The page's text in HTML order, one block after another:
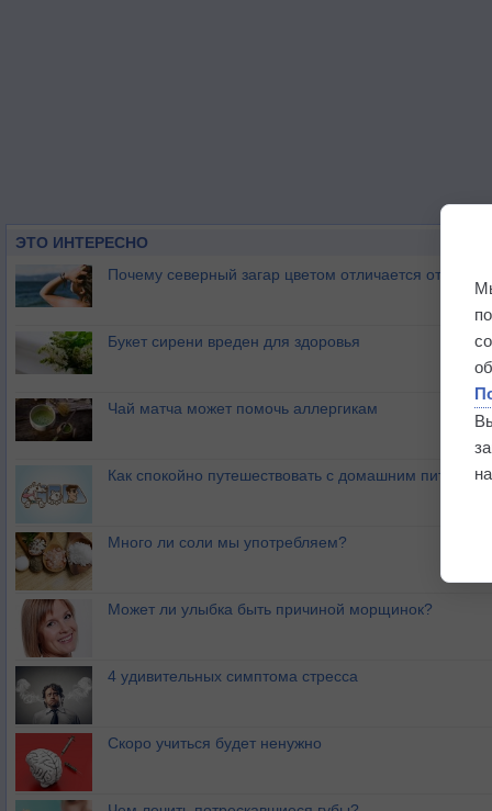
ЭТО ИНТЕРЕСНО
Почему северный загар цветом отличается от
Букет сирени вреден для здоровья
Чай матча может помочь аллергикам
Как спокойно путешествовать с домашним питомцем
Много ли соли мы употребляем?
Может ли улыбка быть причиной морщинок?
4 удивительных симптома стресса
Скоро учиться будет ненужно